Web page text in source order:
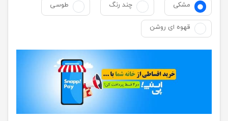
مشکی چند رنگ طوسی
قهوه ای روشن